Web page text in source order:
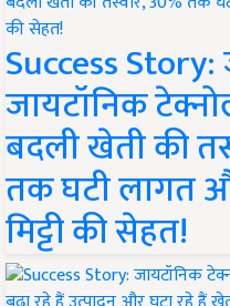
Success
जायटॉनिक
बदली खेती की
तक घटी लागत
मिट्टी की सेहत!